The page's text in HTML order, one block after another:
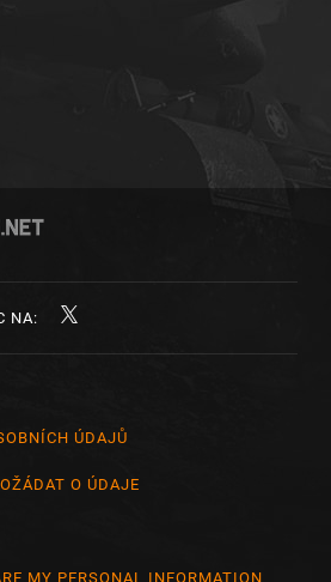
NA:
ÚDAJŮ
O ÚDAJE
MY PERSONAL INFORMATION